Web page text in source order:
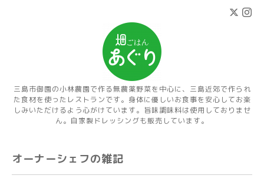
三島市御園の小林農園で作る無農薬野菜を中心に、三島近郊で作られ
た食材を使ったレストランです。身体に優しいお食事を安心してお楽
しみいただけるよう心がけています。旨味調味料は使用しておりませ
ん。自家製ドレッシングも販売しています。
オーナーシェフの雑記